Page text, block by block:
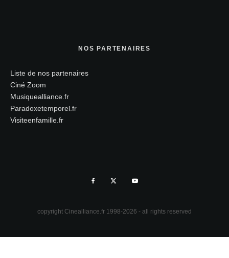
NOS PARTENAIRES
Liste de nos partenaires
Ciné Zoom
Musiquealliance.fr
Paradoxetemporel.fr
Visiteenfamille.fr
copyright Cinealliance.fr 1998-2026 - all rights reserved